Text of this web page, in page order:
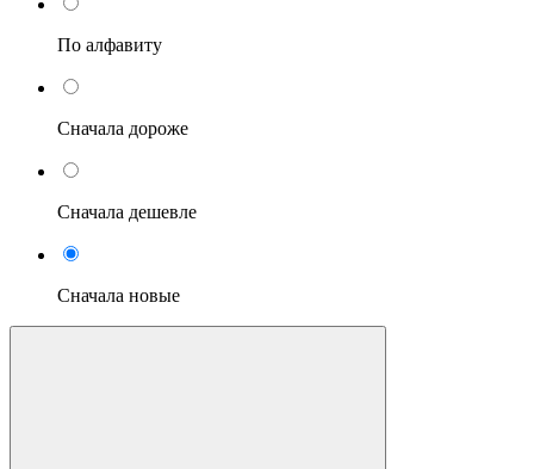
По алфавиту
Сначала дороже
Сначала дешевле
Сначала новые